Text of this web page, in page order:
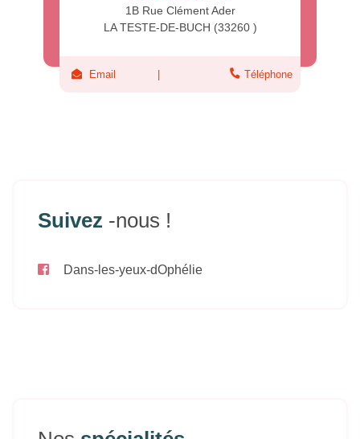
1B Rue Clément Ader
LA TESTE-DE-BUCH (33260 )
Email Téléphone
Suivez -nous !
Dans-les-yeux-dOphélie